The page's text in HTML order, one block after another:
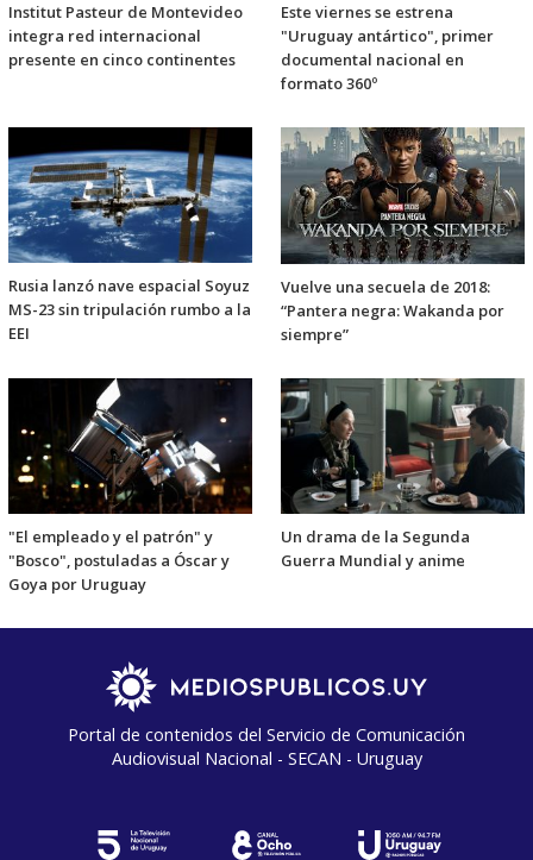
Institut Pasteur de Montevideo
integra red internacional
presente en cinco continentes
Este viernes se estrena
"Uruguay antártico", primer
documental nacional en
formato 360º
Rusia lanzó nave espacial Soyuz
MS-23 sin tripulación rumbo a la
EEI
Vuelve una secuela de 2018:
“Pantera negra: Wakanda por
siempre”
"El empleado y el patrón" y
"Bosco", postuladas a Óscar y
Goya por Uruguay
Un drama de la Segunda
Guerra Mundial y anime
Portal de contenidos del Servicio de Comunicación
Audiovisual Nacional - SECAN - Uruguay